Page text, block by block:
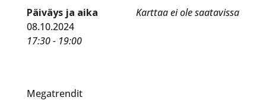
Karttaa ei ole saatavissa
Päiväys ja aika
08.10.2024
17:30 - 19:00
Megatrendit